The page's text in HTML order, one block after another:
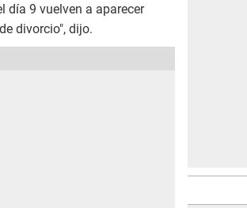
día 9 vuelven a aparecer
divorcio", dijo.